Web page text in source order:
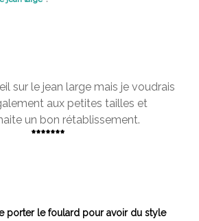
sur le jean large mais je voudrais
aux petites tailles et
un bon rétablissement.
*******
porter le foulard pour avoir du style